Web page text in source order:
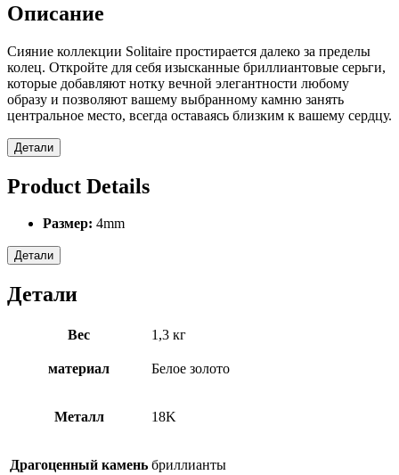
Описание
Сияние коллекции Solitaire простирается далеко за пределы
колец. Откройте для себя изысканные бриллиантовые серьги,
которые добавляют нотку вечной элегантности любому
образу и позволяют вашему выбранному камню занять
центральное место, всегда оставаясь близким к вашему сердцу.
Детали
Product Details
Размер: 4mm
Детали
Детали
Вес 1,3 кг
материал Белое золото
Металл 18Κ
Драгоценный камень бриллианты